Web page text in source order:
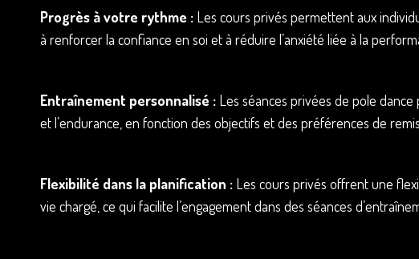
Progrès à votre rythme : Les cours privés permettent aux
à renforcer la confiance en soi et à réduire l’anxiété liée à la
Entraînement personnalisé : Les séances privées de pole
et l’endurance, en fonction des objectifs et des préférences de
Flexibilité dans la planification : Les cours privés offrent une
vie chargé, ce qui facilite l’engagement dans des séances